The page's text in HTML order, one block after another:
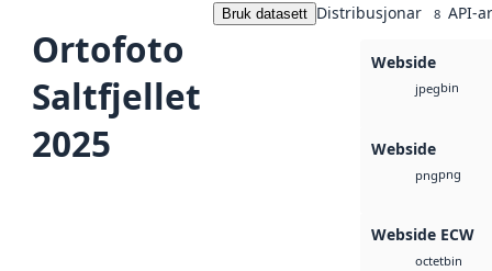
Ortofoto
Saltfjellet
2025
Bruk datasett Distribusjonar 8 API-ar
Webside
jpegbin
Webside
pngpng
Webside ECW
octetbin